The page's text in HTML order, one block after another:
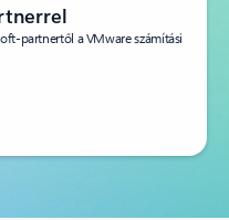
partnertől a VMware számítási